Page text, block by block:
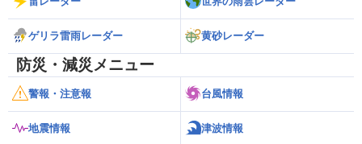
ゲリラ雷雨レーダー 黄砂レーダー
防災・減災メニュー
警報・注意報 台風情報
地震情報 津波情報